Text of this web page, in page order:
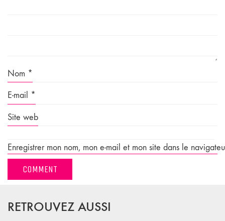
Nom *
E-mail *
Site web
Enregistrer mon nom, mon e-mail et mon site dans le
RETROUVEZ AUSSI